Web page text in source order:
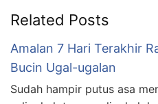
Related Posts
Amalan 7 Hari Terakhir
Bucin Ugal-ugalan
Sudah hampir putus asa